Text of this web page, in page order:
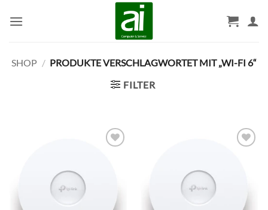
Inhalt
SHOP / PRODUKTE VERSCHLAGWORTET MIT „WI-FI 6“
FILTER